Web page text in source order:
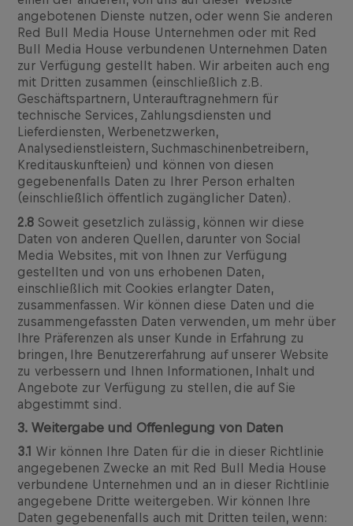
angebotenen Dienste nutzen, oder wenn Sie anderen
Red Bull Media House Unternehmen oder mit Red
Bull Media House verbundenen Unternehmen Daten
zur Verfügung gestellt haben. Wir arbeiten auch eng
mit Dritten zusammen (einschließlich z.B.
Geschäftspartnern, Unterauftragnehmern für
technische Services, Zahlungsdiensten und
Lieferdiensten, Werbenetzwerken,
Analysedienstleistern, Suchmaschinenbetreibern,
Kreditauskunfteien) und können von diesen
gegebenenfalls Daten zu Ihrer Person erhalten
(einschließlich öffentlich zugänglicher Daten).
2.8 Soweit gesetzlich zulässig, können wir diese
Daten von anderen Quellen, darunter von Social
Media Websites, mit von Ihnen zur Verfügung
gestellten und von uns erhobenen Daten,
einschließlich mit Cookies erlangter Daten,
zusammenfassen. Wir können diese Daten und die
zusammengefassten Daten verwenden, um mehr über
Ihre Präferenzen als unser Kunde in Erfahrung zu
bringen, Ihre Benutzererfahrung auf unserer Website
zu verbessern und Ihnen Informationen, Inhalt und
Angebote zur Verfügung zu stellen, die auf Sie
abgestimmt sind.
3. Weitergabe und Offenlegung von Daten
3.1 Wir können Ihre Daten für die in dieser Richtlinie
angegebenen Zwecke an mit Red Bull Media House
verbundene Unternehmen und an in dieser Richtlinie
angegebene Dritte weitergeben. Wir können Ihre
Daten gegebenenfalls auch mit Dritten teilen, wenn: